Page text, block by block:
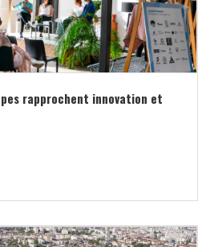
rapprochent innovation et